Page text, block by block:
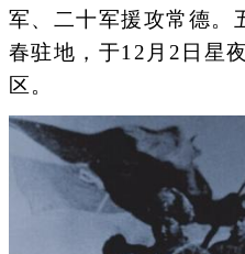
军、二十军援攻常德。
春驻地，于12月2日星
区。